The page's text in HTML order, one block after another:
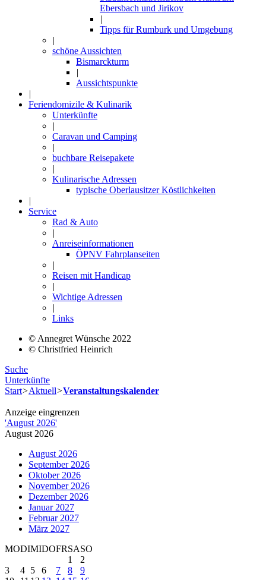
Ebersbach und Jirikov
|
Tipps für Rumburk und Umgebung
|
schöne Aussichten
Bismarckturm
|
Aussichtspunkte
|
Feriendomizile & Kulinarik
Unterkünfte
|
Caravan und Camping
|
buchbare Reisepakete
|
Kulinarische Adressen
typische Oberlausitzer Köstlichkeiten
|
Service
Rad & Auto
|
Anreiseinformationen
ÖPNV Fahrplanseiten
|
Reisen mit Handicap
|
Wichtige Adressen
|
Links
© Annegret Wünsche 2022
© Christfried Heinrich
Suche
Unterkünfte
Start>Aktuell>Veranstaltungskalender
Anzeige eingrenzen
'August 2026'
August 2026
August 2026
September 2026
Oktober 2026
November 2026
Dezember 2026
Januar 2027
Februar 2027
März 2027
MODIMIDOFRSASO
1
2
3
4 5 6 7 8
9